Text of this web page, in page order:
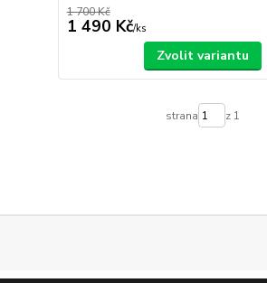
1 700 Kč
1 490 Kč/ks
Zvolit variantu
strana z 1